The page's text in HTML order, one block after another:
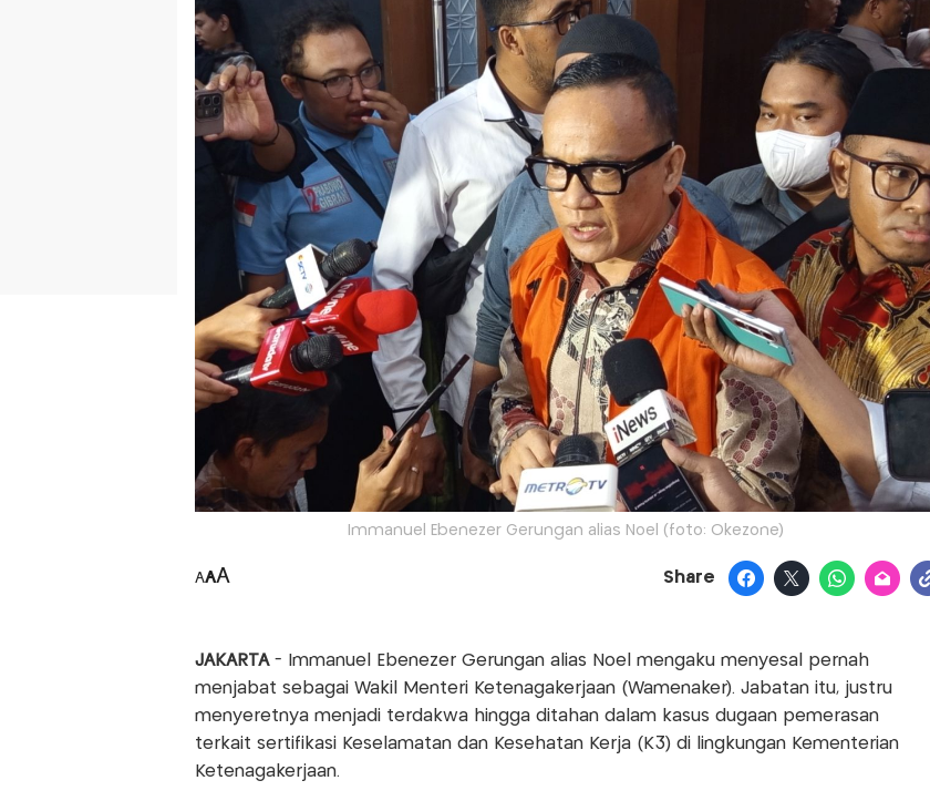
Immanuel Ebenezer Gerungan alias Noel (foto: Okezone)
AAA Share
JAKARTA- Immanuel Ebenezer Gerungan alias Noel mengaku menyesal pernah
menjabat sebagai Wakil Menteri Ketenagakerjaan (Wamenaker). Jabatan itu, justru
menyeretnya menjadi terdakwa hingga ditahan dalam kasus dugaan pemerasan
terkait sertifikasi Keselamatan dan Kesehatan Kerja (K3) di lingkungan Kementerian
Ketenagakerjaan.